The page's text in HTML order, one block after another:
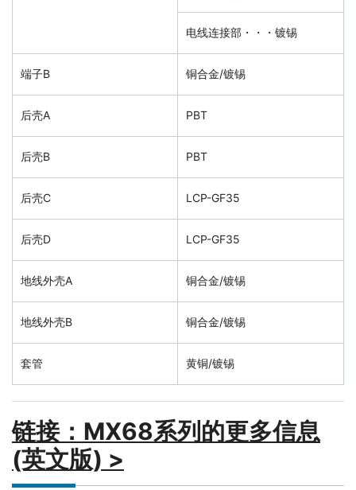
电线连接部・・・镀锡
端子B 铜合金/镀锡
后壳A PBT
后壳B PBT
后壳C LCP-GF35
后壳D LCP-GF35
地线外壳A 铜合金/镀锡
地线外壳B 铜合金/镀锡
套管 黄铜/镀锡
链接：MX68系列的更多信息
(英文版) >